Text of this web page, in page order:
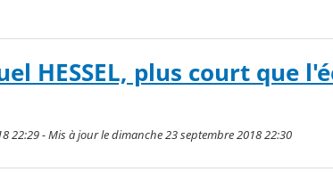
HESSEL, plus court que
22:29 - Mis à jour le dimanche 23 septembre 2018 22:30